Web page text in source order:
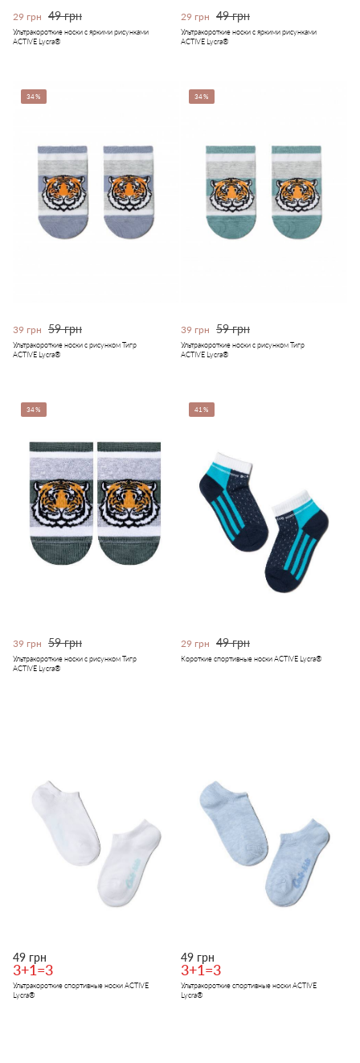
29 грн 49 грн
Ультракороткие носки с яркими рисунками
ACTIVE Lycra®
29 грн 49 грн
Ультракороткие носки с яркими рисунками
ACTIVE Lycra®
34%
39 грн 59 грн
Ультракороткие носки с рисунком Тигр
ACTIVE Lycra®
34%
39 грн 59 грн
Ультракороткие носки с рисунком Тигр
ACTIVE Lycra®
34%
39 грн 59 грн
Ультракороткие носки с рисунком Тигр
ACTIVE Lycra®
41%
29 грн 49 грн
Короткие спортивные носки ACTIVE Lycra®
49 грн
3+1=3
Ультракороткие спортивные носки ACTIVE
Lycra®
49 грн
3+1=3
Ультракороткие спортивные носки ACTIVE
Lycra®